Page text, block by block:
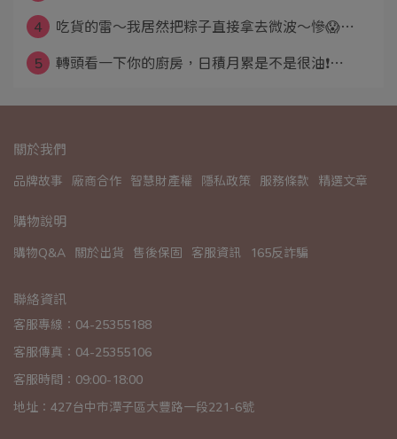
4 吃貨的雷～我居然把粽子直接拿去微波～慘😱⋯
5 轉頭看一下你的廚房，日積月累是不是很油❗⋯
關於我們
品牌故事 廠商合作 智慧財產權 隱私政策 服務條款 精選文章
購物說明
購物Q&A 關於出貨 售後保固 客服資訊 165反詐騙
聯絡資訊
客服專線：04-25355188
客服傳真：04-25355106
客服時間：09:00-18:00
地址：427台中市潭子區大豐路一段221-6號